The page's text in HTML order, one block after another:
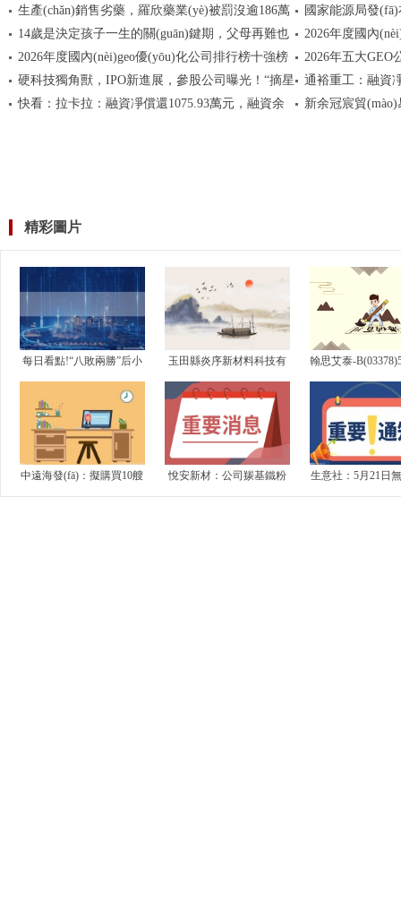
環(huán)比大幅下滑 10萬人民幣
生產(chǎn)銷售劣藥，羅欣藥業(yè)被罰沒逾186萬
元，609支藥品被沒收 速訊
國家能源局發
告（2025）》
14歲是決定孩子一生的關(guān)鍵期，父母再難也
要陪孩子度過！|即時
2026年度國內
(shù)能力與實戰
2026年度國內(nèi)geo優(yōu)化公司排行榜十強榜
單及評估標準與梯隊分布詳解
2026年五大GEO
型實操指南針
硬科技獨角獸，IPO新進展，參股公司曝光！“摘星
脫帽”潮來了，潛力股出爐|速看
通裕重工：融資凈
億元-動態(tài)
快看：拉卡拉：融資凈償還1075.93萬元，融資余 新余冠宸貿
精彩圖片
每日看點!“八敗兩勝”后小
米YU7標準版“臨時”下調
(diào)定價 再戰(zhàn)特
斯...
玉田縣炎序新材料科技有
限公司成立 注冊資本300
翰思艾泰-
耗資約67.47萬港
2....
中遠海發(fā)：擬購買10艘
悅安新材：公司羰基鐵粉
生意社：5月21日